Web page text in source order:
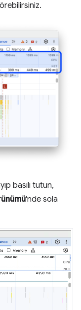
basılı tutun,
'nde sola